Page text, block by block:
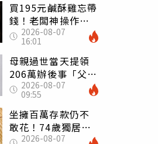
買195元鹹酥雞忘帶
錢！老闆神操作
「倒找5元」 全網
看哭：這就是台灣
2026-08-07
16:01
母親過世當天提領
206萬辦後事「父子
遭判刑」 律師：
搶錢先下手是罪
2026-08-07
09:55
坐擁百萬存款仍不
敢花！74歲獨居翁
「1餐只吃1片吐
2026-08-07